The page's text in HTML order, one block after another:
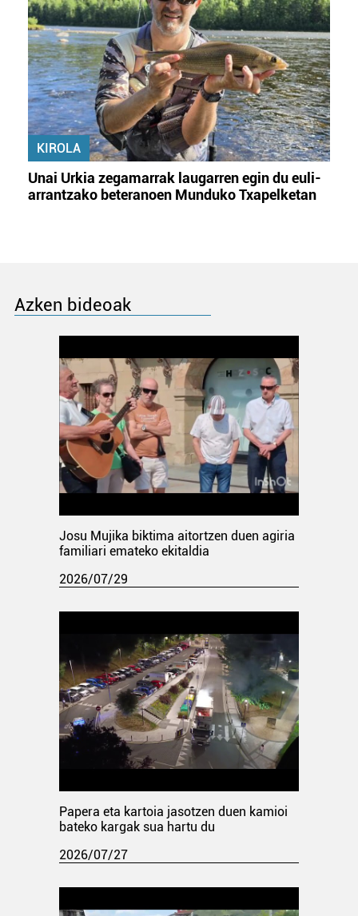
KIROLA
Unai Urkia zegamarrak laugarren egin du euli-
arrantzako beteranoen Munduko Txapelketan
Azken bideoak
Josu Mujika biktima aitortzen duen agiria
familiari emateko ekitaldia
2026/07/29
Papera eta kartoia jasotzen duen kamioi
bateko kargak sua hartu du
2026/07/27